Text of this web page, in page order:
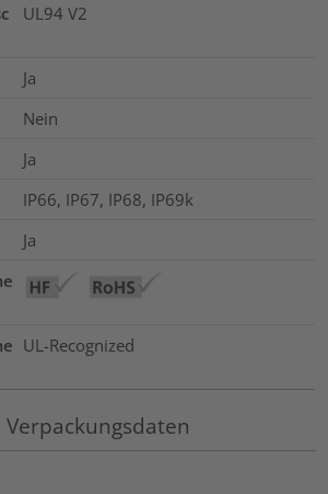
UL94 V2
Ja
Nein
Ja
IP66, IP67, IP68, IP69k
Ja
UL-Recognized